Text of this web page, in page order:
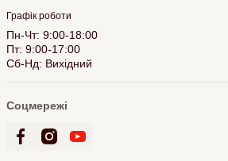
Графік роботи
Пн-Чт: 9:00-18:00
Пт: 9:00-17:00
Сб-Нд: Вихідний
Соцмережі